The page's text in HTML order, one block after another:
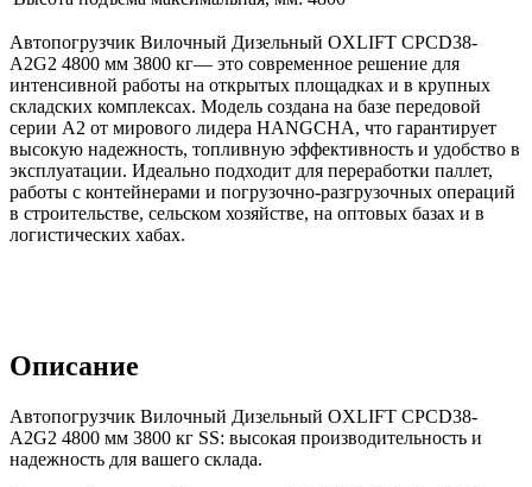
Автопогрузчик Вилочный Дизельный OXLIFT CPCD38-
A2G2 4800 мм 3800 кг— это современное решение для
интенсивной работы на открытых площадках и в крупных
складских комплексах. Модель создана на базе передовой
серии A2 от мирового лидера HANGCHA, что гарантирует
высокую надежность, топливную эффективность и удобство в
эксплуатации. Идеально подходит для переработки паллет,
работы с контейнерами и погрузочно-разгрузочных операций
в строительстве, сельском хозяйстве, на оптовых базах и в
логистических хабах.
Описание
Автопогрузчик Вилочный Дизельный OXLIFT CPCD38-
A2G2 4800 мм 3800 кг SS: высокая производительность и
надежность для вашего склада.